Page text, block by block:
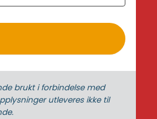
brukt i forbindelse med
utleveres ikke til